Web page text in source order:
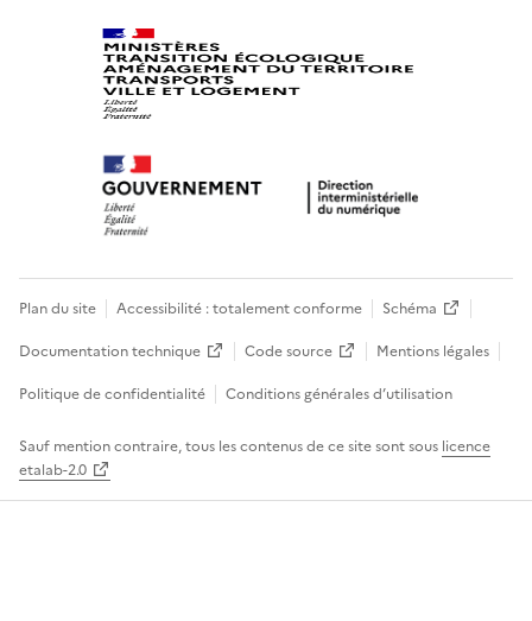
Plan du site Accessibilité : totalement conforme
Schéma
Documentation technique
Code source
Mentions légales
Politique de confidentialité
Conditions générales d’utilisation
Sauf mention contraire, tous les contenus de ce site sont sous licence
etalab-2.0